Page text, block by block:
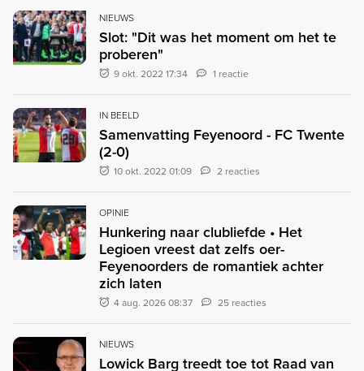
NIEUWS
Slot: "Dit was het moment om het te
proberen"
9 okt. 2022 17:34 1 reactie
IN BEELD
Samenvatting Feyenoord - FC Twente
(2-0)
10 okt. 2022 01:09 2 reacties
OPINIE
Hunkering naar clubliefde • Het
Legioen vreest dat zelfs oer-
Feyenoorders de romantiek achter
zich laten
4 aug. 2026 08:37 25 reacties
NIEUWS
Lowick Barg treedt toe tot Raad van